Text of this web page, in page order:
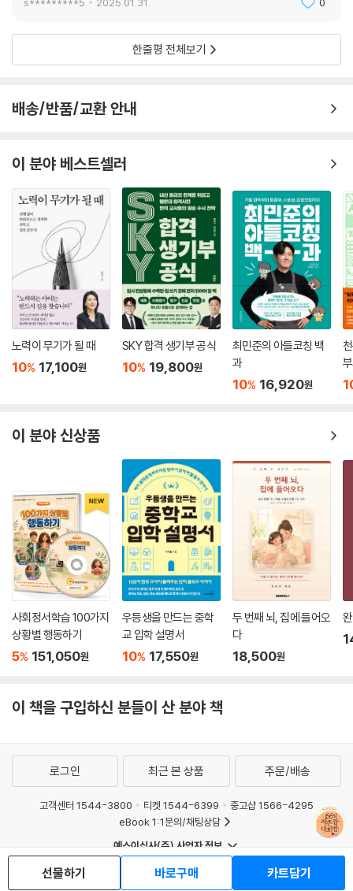
s*********5 2025.01.31. 0
한줄평 전체보기
배송/반품/교환 안내
이 분야 베스트셀러
노력이 무기가 될 때
10% 17,100원
SKY 합격 생기부 공식
10% 19,800원
최민준의 아들코칭 백
과
10% 16,920원
이 분야 신상품
사회정서학습 100가지
상황별 행동하기
5% 151,050원
우등생을 만드는 중학
교 입학 설명서
10% 17,550원
두 번째 뇌, 집에 들어오
다
18,500원
이 책을 구입하신 분들이 산 분야 책
선물하기 바로구매 카트담기
로그인 최근 본 상품 주문/배송
고객센터 1544-3800 티켓 1544-6399
중고샵 1566-4295
eBook 1:1문의/채팅상담
예스이십사(주) 사업자 정보
이용약관
개인정보처리방침
청소년보호정책